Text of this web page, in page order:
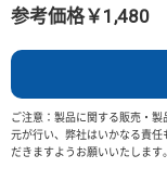
参考価格￥1,480
ご注意：製品に関する販売・
元が行い、弊社はいかなる責
だきますようお願いいたします。